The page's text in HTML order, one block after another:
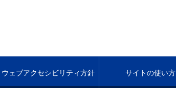
ウェブアクセシビリティ方針 サイトの使い方